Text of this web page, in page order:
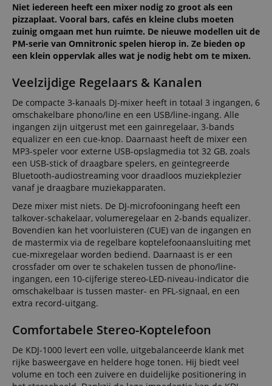
Niet iedereen heeft een mixer nodig zo groot als een
pizzaplaat. Vooral bars, cafés en kleine clubs moeten
zuinig omgaan met hun ruimte. De nieuwe modellen uit de
PM-serie van Omnitronic spelen hierop in. Ze bieden op
een klein oppervlak alles wat je nodig hebt om te mixen.
Veelzijdige Regelaars & Kanalen
De compacte 3-kanaals DJ-mixer heeft in totaal 3 ingangen, 6
omschakelbare phono/line en een USB/line-ingang. Alle
ingangen zijn uitgerust met een gainregelaar, 3-bands
equalizer en een cue-knop. Daarnaast heeft de mixer een
MP3-speler voor externe USB-opslagmedia tot 32 GB, zoals
een USB-stick of draagbare spelers, en geïntegreerde
Bluetooth-audiostreaming voor draadloos muziekplezier
vanaf je draagbare muziekapparaten.
Deze mixer mist niets. De DJ-microfooningang heeft een
talkover-schakelaar, volumeregelaar en 2-bands equalizer.
Bovendien kan het voorluisteren (CUE) van de ingangen en
de mastermix via de regelbare koptelefoonaansluiting met
cue-mixregelaar worden bediend. Daarnaast is er een
crossfader om over te schakelen tussen de phono/line-
ingangen, een 10-cijferige stereo-LED-niveau-indicator die
omschakelbaar is tussen master- en PFL-signaal, en een
extra record-uitgang.
Comfortabele Stereo-Koptelefoon
De KDJ-1000 levert een volle, uitgebalanceerde klank met
rijke basweergave en heldere hoge tonen. Hij biedt veel
volume en toch een zuivere en duidelijke positionering in